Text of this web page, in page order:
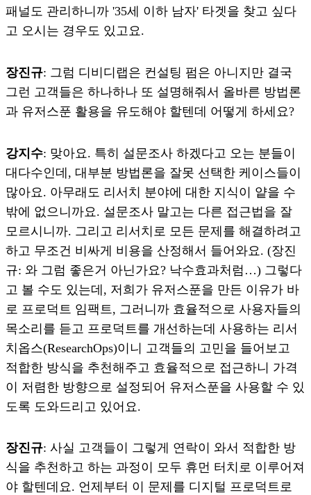
패널도 관리하니까 '35세 이하 남자' 타겟을 찾고 싶다
고 오시는 경우도 있고요.
장진규: 그럼 디비디랩은 컨설팅 펌은 아니지만 결국
그런 고객들은 하나하나 또 설명해줘서 올바른 방법론
과 유저스푼 활용을 유도해야 할텐데 어떻게 하세요?
강지수: 맞아요. 특히 설문조사 하겠다고 오는 분들이
대다수인데, 대부분 방법론을 잘못 선택한 케이스들이
많아요. 아무래도 리서치 분야에 대한 지식이 얕을 수
밖에 없으니까요. 설문조사 말고는 다른 접근법을 잘
모르시니까. 그리고 리서치로 모든 문제를 해결하려고
하고 무조건 비싸게 비용을 산정해서 들어와요. (장진
규: 와 그럼 좋은거 아닌가요? 낙수효과처럼…) 그렇다
고 볼 수도 있는데, 저희가 유저스푼을 만든 이유가 바
로 프로덕트 임팩트, 그러니까 효율적으로 사용자들의
목소리를 듣고 프로덕트를 개선하는데 사용하는 리서
치옵스(ResearchOps)이니 고객들의 고민을 들어보고
적합한 방식을 추천해주고 효율적으로 접근하니 가격
이 저렴한 방향으로 설정되어 유저스푼을 사용할 수 있
도록 도와드리고 있어요.
장진규: 사실 고객들이 그렇게 연락이 와서 적합한 방
식을 추천하고 하는 과정이 모두 휴먼 터치로 이루어져
야 할텐데요. 언제부터 이 문제를 디지털 프로덕트로